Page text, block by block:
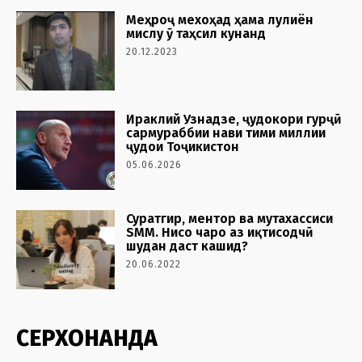
Меҳроҷ мехоҳад ҳама лулиён
мислу ӯ таҳсил кунанд
20.12.2023
Ираклий Узнадзе, ҷудокори гурҷӣ
сармураббии нави тими миллии
ҷудои Тоҷикистон
05.06.2026
Суратгир, ментор ва мутахассиси
SMM. Нисо чаро аз иқтисодчӣ
шудан даст кашид?
20.06.2022
СЕРХОНАНДА